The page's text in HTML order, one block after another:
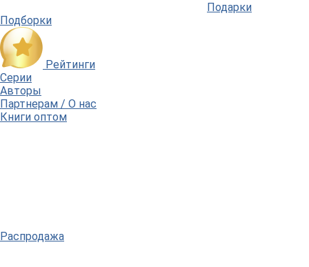
Подарки
Подборки
Рейтинги
Серии
Авторы
Партнерам / О нас
Книги оптом
Распродажа